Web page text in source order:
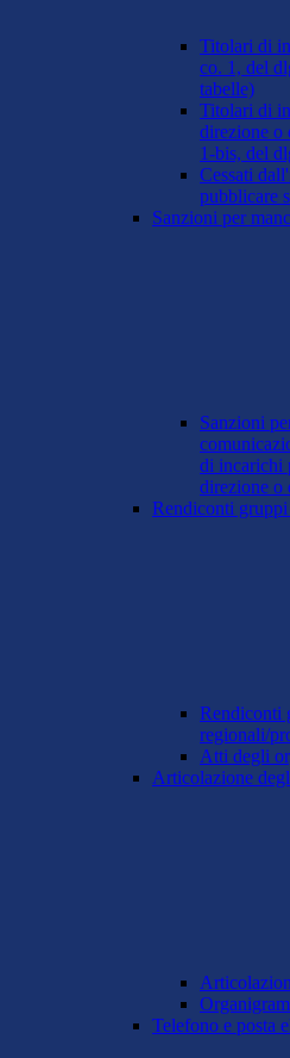
Titolari di
co. 1, del
tabelle)
Titolari di
direzione o
1-bis, del
Cessati
pubblicare
Sanzioni per
Sanzioni
di incarichi
direzione o
Rendiconti
Rendiconti
regionali/
Atti degli
Articolazione
Telefono e posta